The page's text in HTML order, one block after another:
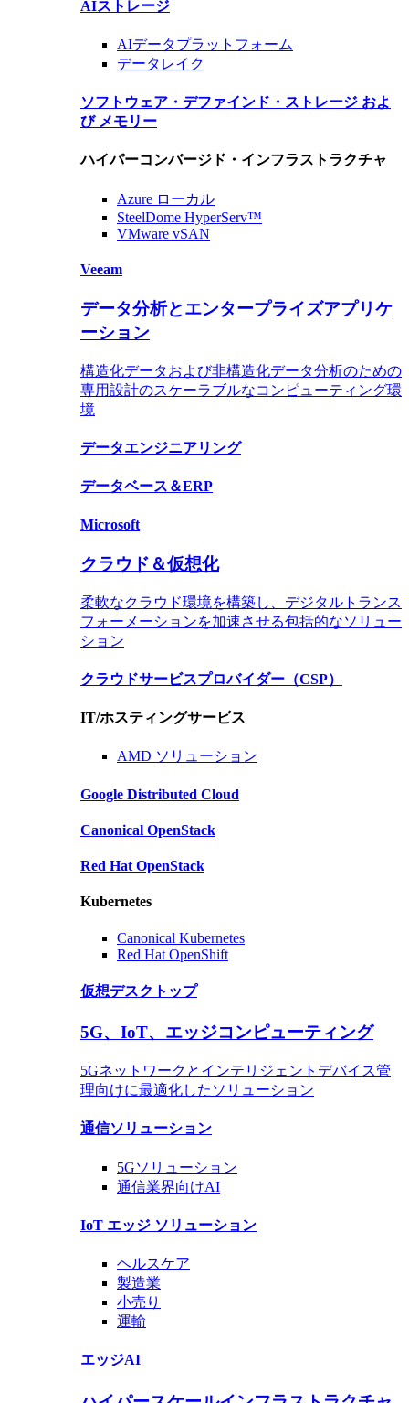
AIストレージ
AIデータプラットフォーム
データレイク
ソフトウェア・デファインド・ストレージ およ
び メモリー
ハイパーコンバージド・インフラストラクチャ
Azure ローカル
SteelDome HyperServ™
VMware vSAN
Veeam
データ分析とエンタープライズアプリケ
ーション
構造化データおよび非構造化データ分析のための
専用設計のスケーラブルなコンピューティング環
境
データエンジニアリング
データベース＆ERP
Microsoft
クラウド＆仮想化
柔軟なクラウド環境を構築し、デジタルトランス
フォーメーションを加速させる包括的なソリュー
ション
クラウドサービスプロバイダー（CSP）
IT/ホスティングサービス
AMD ソリューション
Google Distributed Cloud
Canonical OpenStack
Red Hat OpenStack
Kubernetes
Canonical Kubernetes
Red Hat OpenShift
仮想デスクトップ
5G、IoT、エッジコンピューティング
5Gネットワークとインテリジェントデバイス管
理向けに最適化したソリューション
通信ソリューション
5Gソリューション
通信業界向けAI
IoT エッジ ソリューション
ヘルスケア
製造業
小売り
運輸
エッジAI